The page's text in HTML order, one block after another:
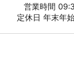
営業時間
定休日 年末年